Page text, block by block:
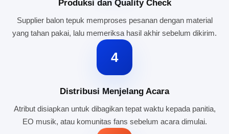
Produksi dan Quality Check
Supplier balon tepuk memproses pesanan dengan material
yang tahan pakai, lalu memeriksa hasil akhir sebelum dikirim.
4
Distribusi Menjelang Acara
Atribut disiapkan untuk dibagikan tepat waktu kepada panitia,
EO musik, atau komunitas fans sebelum acara dimulai.